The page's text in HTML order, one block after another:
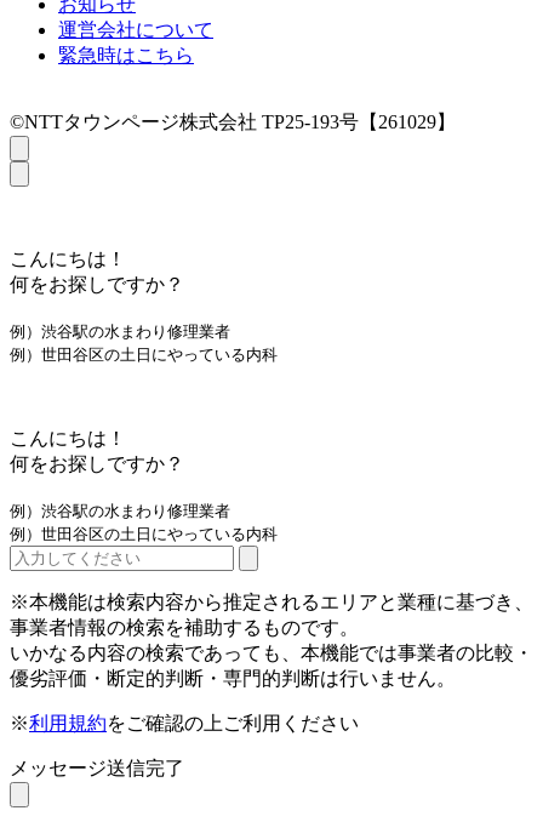
運営会社について
緊急時はこちら
©NTTタウンページ株式会社 TP25-193号【261029】
こんにちは！
何をお探しですか？
例）渋谷駅の水まわり修理業者
例）世田谷区の土日にやっている内科
こんにちは！
何をお探しですか？
例）渋谷駅の水まわり修理業者
例）世田谷区の土日にやっている内科
※本機能は検索内容から推定されるエリアと業種に基づき、
事業者情報の検索を補助するものです。
いかなる内容の検索であっても、本機能では事業者の比較・
優劣評価・断定的判断・専門的判断は行いません。
※利用規約をご確認の上ご利用ください
メッセージ送信完了